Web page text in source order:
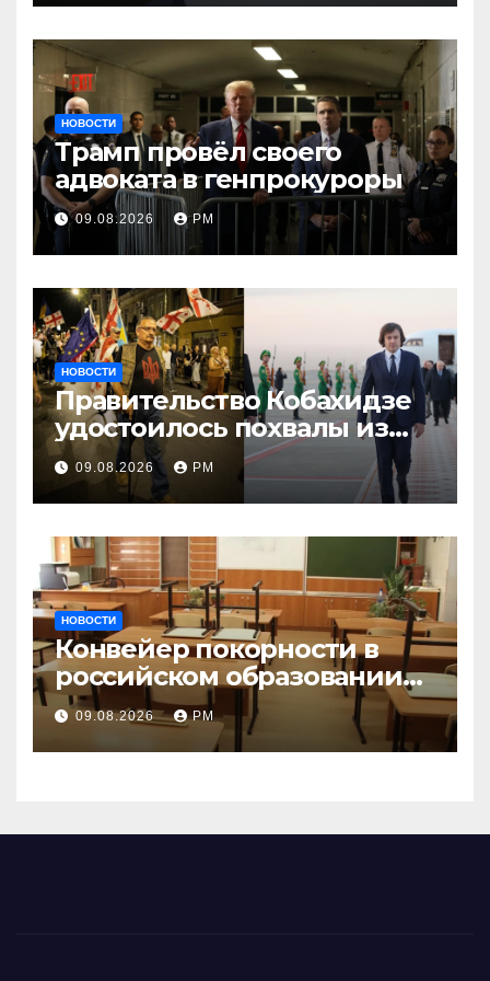
мира»
НОВОСТИ
Трамп провёл своего
адвоката в генпрокуроры
09.08.2026 РМ
НОВОСТИ
Правительство Кобахидзе
удостоилось похвалы из
Москвы
09.08.2026 РМ
НОВОСТИ
Конвейер покорности в
российском образовании
наталкивается на
сопротивление
09.08.2026 РМ